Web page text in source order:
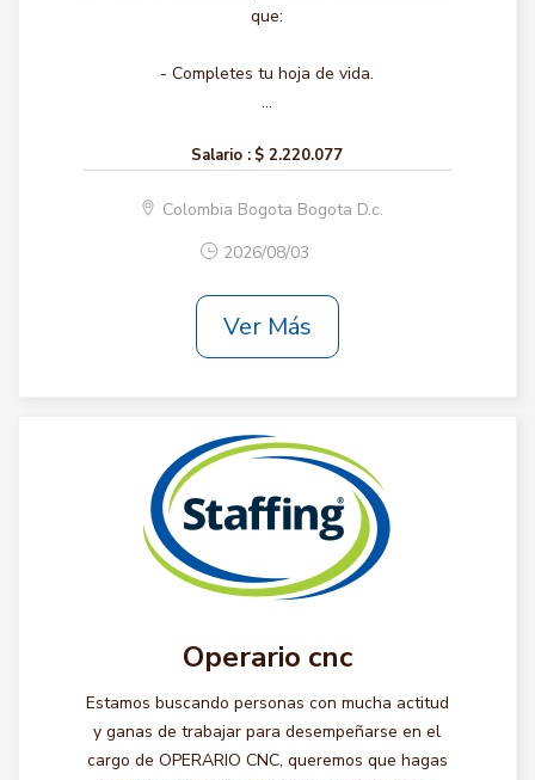
que:
- Completes tu hoja de vida.
...
Salario : $ 2.220.077
Colombia Bogota Bogota D.c.
2026/08/03
Ver Más
Operario cnc
Estamos buscando personas con mucha actitud
y ganas de trabajar para desempeñarse en el
cargo de OPERARIO CNC, queremos que hagas